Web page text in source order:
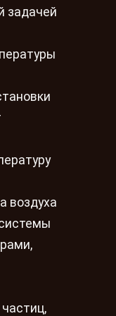
задачей
воздуха